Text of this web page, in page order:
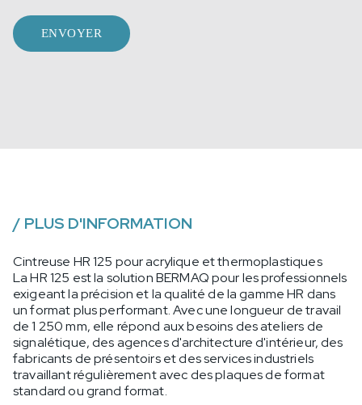
ENVOYER
/ PLUS D'INFORMATION
Cintreuse HR 125 pour acrylique et thermoplastiques
La HR 125 est la solution BERMAQ pour les professionnels
exigeant la précision et la qualité de la gamme HR dans
un format plus performant. Avec une longueur de travail
de 1 250 mm, elle répond aux besoins des ateliers de
signalétique, des agences d'architecture d'intérieur, des
fabricants de présentoirs et des services industriels
travaillant régulièrement avec des plaques de format
standard ou grand format.